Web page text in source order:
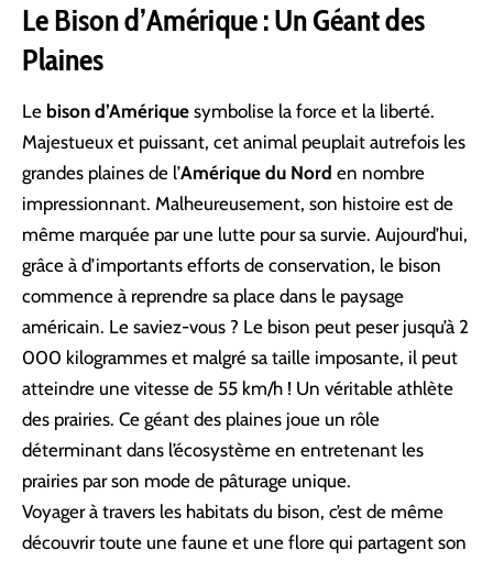
Le Bison d’Amérique : Un Géant des
Plaines
Le bison d’Amérique symbolise la force et la liberté.
Majestueux et puissant, cet animal peuplait autrefois les
grandes plaines de l’Amérique du Nord en nombre
impressionnant. Malheureusement, son histoire est de
même marquée par une lutte pour sa survie. Aujourd’hui,
grâce à d’importants efforts de conservation, le bison
commence à reprendre sa place dans le paysage
américain. Le saviez-vous ? Le bison peut peser jusqu’à 2
000 kilogrammes et malgré sa taille imposante, il peut
atteindre une vitesse de 55 km/h ! Un véritable athlète
des prairies. Ce géant des plaines joue un rôle
déterminant dans l’écosystème en entretenant les
prairies par son mode de pâturage unique.
Voyager à travers les habitats du bison, c’est de même
découvrir toute une faune et une flore qui partagent son